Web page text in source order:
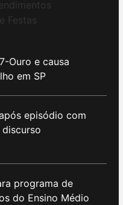
Ouro e causa
em SP
episódio com
programa de
do Ensino Médio